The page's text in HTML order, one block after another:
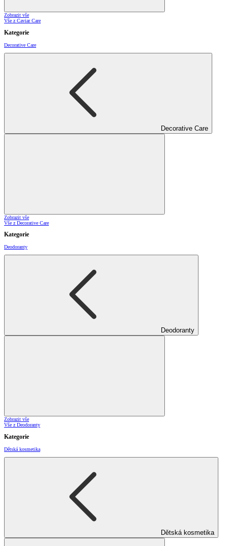
Zobrazit vše
Vše z Caviar Care
Kategorie
Decorative Care
Decorative Care
Zobrazit vše
Vše z Decorative Care
Kategorie
Deodoranty
Deodoranty
Zobrazit vše
Vše z Deodoranty
Kategorie
Dětská kosmetika
Dětská kosmetika